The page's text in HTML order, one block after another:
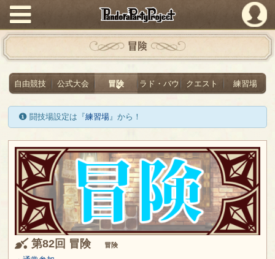
PandoraPartyProject
冒険
自由競技 公式大会 冒険 ラド・バウ クエスト 練習場
闘技場設定は『練習場』から！
第82回 冒険 冒険